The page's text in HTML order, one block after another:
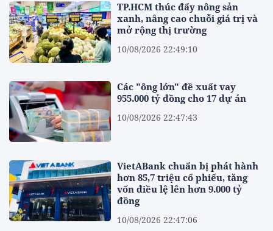
TP.HCM thúc đẩy nông sản
xanh, nâng cao chuỗi giá trị và
mở rộng thị trường
10/08/2026 22:49:10
Các "ông lớn" đề xuất vay
955.000 tỷ đồng cho 17 dự án
10/08/2026 22:47:43
VietABank chuẩn bị phát hành
hơn 85,7 triệu cổ phiếu, tăng
vốn điều lệ lên hơn 9.000 tỷ
đồng
10/08/2026 22:47:06